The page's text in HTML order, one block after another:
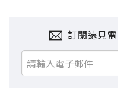
訂閱遠見